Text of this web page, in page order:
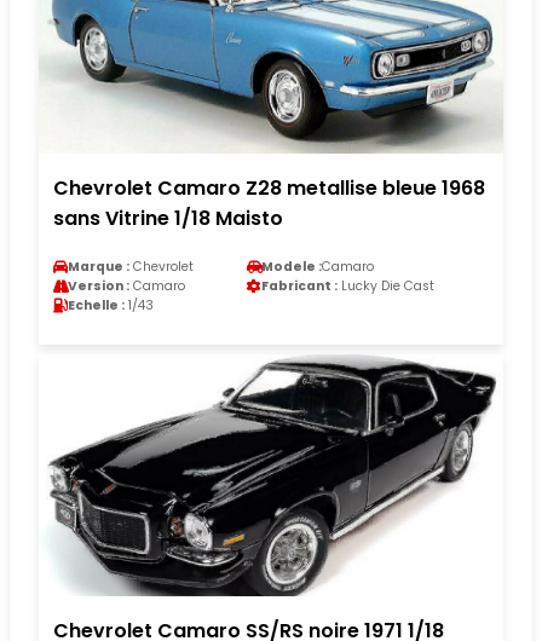
Chevrolet Camaro Z28 metallise bleue 1968
sans Vitrine 1/18 Maisto
Marque : Chevrolet Modele :Camaro
Version : Camaro Fabricant : Lucky Die Cast
Echelle : 1/43
Chevrolet Camaro SS/RS noire 1971 1/18